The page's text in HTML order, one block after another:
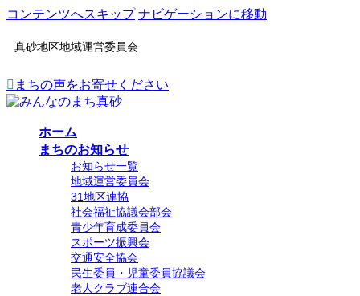
コンテンツへスキップ ナビゲーションに移動
真砂地区地域運営委員会
まちの声をお寄せください
ホーム
まちのお知らせ
お知らせ一覧
地域運営委員会
31地区連協
社会福祉協議会部会
青少年育成委員会
スポーツ振興会
交通安全協会
民生委員・児童委員協議会
老人クラブ連合会